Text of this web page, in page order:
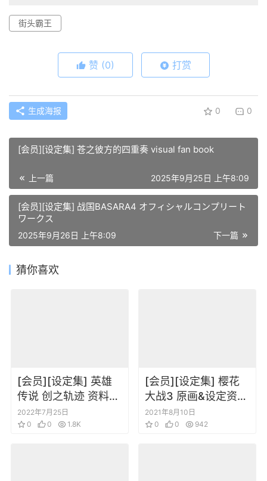
街头霸王
赞 (0) 打赏
生成海报 0 0
[会员][设定集] 苍之彼方的四重奏 visual fan book
上一篇 2025年9月25日 上午8:09
[会员][设定集] 战国BASARA4 オフィシャルコンプリート
ワークス
下一篇
2025年9月26日 上午8:09
猜你喜欢
[会员][设定集] 英雄
传说 创之轨迹 资料设
定集 [DL]
2022年7月25日
0
0 1.8K
[会员][设定集] 樱花
大战3 原画&设定资料
集
2021年8月10日
0
0 942